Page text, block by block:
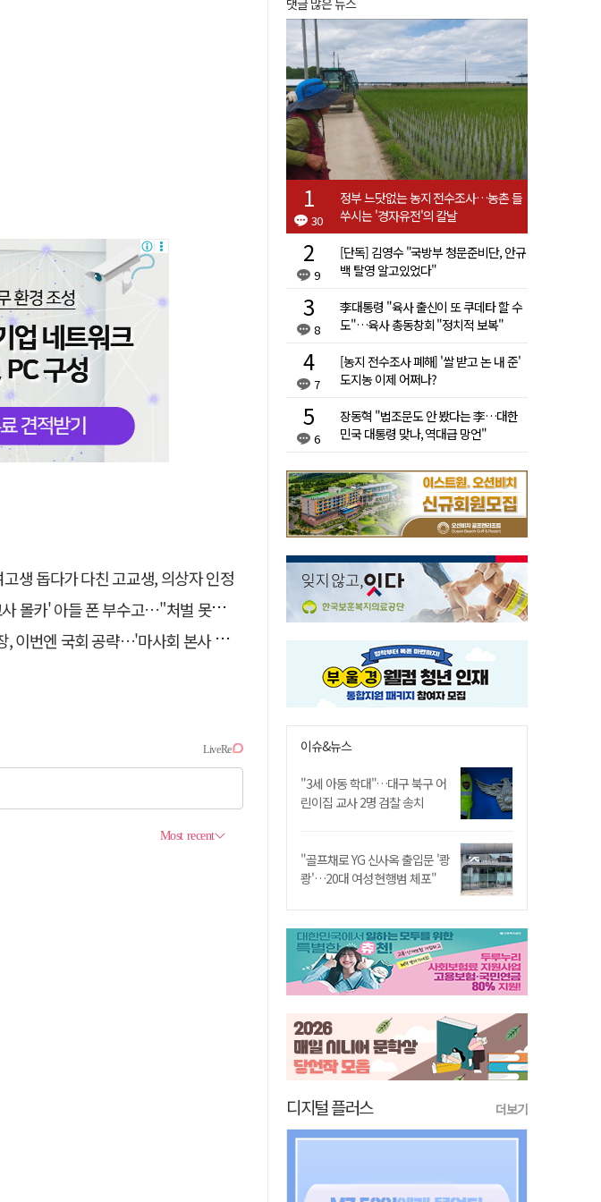
생 돕다가 다친 고교생, 의상자 인정
들 폰 부수고…"처벌 못하는 사안" 내부망에 글
회 공략…'마사회 본사 이전·광역교통망 확충' 요청
댓글 많은 뉴스
30
정부 느닷없는 농지 전수조사…농촌 들
쑤시는 '경자유전'의 칼날
9
[단독] 김영수 "국방부 청문준비단, 안규
백 탈영 알고있었다"
8
李대통령 "육사 출신이 또 쿠데타 할 수
도"…육사 총동창회 "정치적 보복"
7
[농지 전수조사 폐해] '쌀 받고 논 내 준'
도지농 이제 어쩌나?
6
장동혁 "법조문도 안 봤다는 李…대한
민국 대통령 맞나, 역대급 망언"
이슈&뉴스
"3세 아동 학대"…대구 북구 어
린이집 교사 2명 검찰 송치
"골프채로 YG 신사옥 출입문 '쾅
쾅'…20대 여성 현행범 체포"
디지털 플러스 더보기